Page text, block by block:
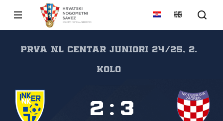
PRVA NL CENTAR JUNIORI 24/25, 2.
kolo
2 : 3